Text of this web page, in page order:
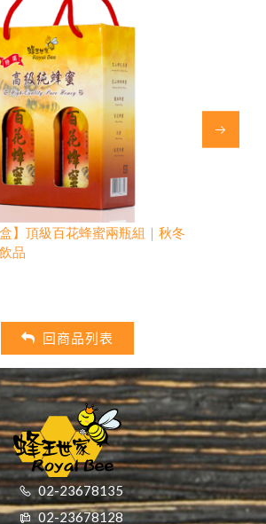
】頂級百花蜂蜜兩瓶組｜秋冬
品
回商品列表
02-23678135
02-23678128